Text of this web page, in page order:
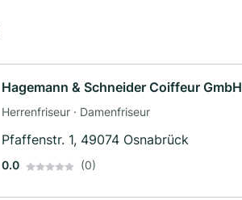
Hagemann & Schneider Coiffeur GmbH
Herrenfriseur · Damenfriseur
Pfaffenstr. 1, 49074 Osnabrück
0.0 (0)